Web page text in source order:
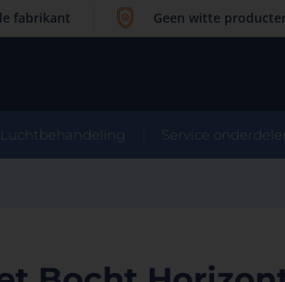
fabrikant Geen witte
Luchtbehandeling Service